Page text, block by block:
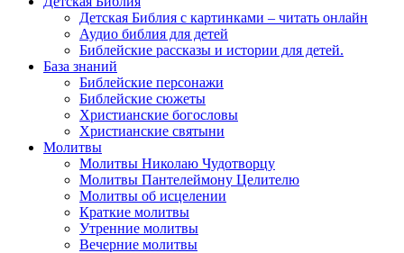
Детская Библия с картинками – читать онлайн
Аудио библия для детей
Библейские рассказы и истории для детей.
База знаний
Библейские персонажи
Библейские сюжеты
Христианские богословы
Христианские святыни
Молитвы
Молитвы Николаю Чудотворцу
Молитвы Пантелеймону Целителю
Молитвы об исцелении
Краткие молитвы
Утренние молитвы
Вечерние молитвы